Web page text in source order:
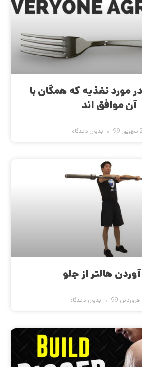
در مورد تغذیه که همگان با
آن موافق اند
99 بدون دیدگاه
آوردن هالتر از جلو
بدون دیدگاه